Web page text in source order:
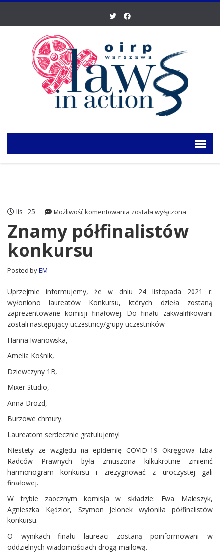
lis 25 Możliwość komentowania Znamy
konkursu
została wyłączona
Znamy półfinalistów
konkursu
Posted byEM
Uprzejmie informujemy, że w dniu 24 listopada 2021 r.
wyłoniono laureatów Konkursu, których dzieła zostaną
zaprezentowane komisji finałowej. Do finału zakwalifikowani
zostali następujący uczestnicy/grupy uczestników:
Hanna Iwanowska,
Amelia Kośnik,
Dziewczyny 1B,
Mixer Studio,
Anna Drozd,
Burzowe chmury.
Laureatom serdecznie gratulujemy!
Niestety ze względu na epidemię COVID-19 Okręgowa Izba
Radców Prawnych była zmuszona kilkukrotnie zmienić
harmonogram konkursu i zrezygnować z uroczystej gali
finałowej.
W trybie zaocznym komisja w składzie: Ewa Maleszyk,
Agnieszka Kędzior, Szymon Jelonek wyłoniła półfinalistów
konkursu.
O wynikach finału laureaci zostaną poinformowani w
oddzielnych wiadomościach drogą mailową.